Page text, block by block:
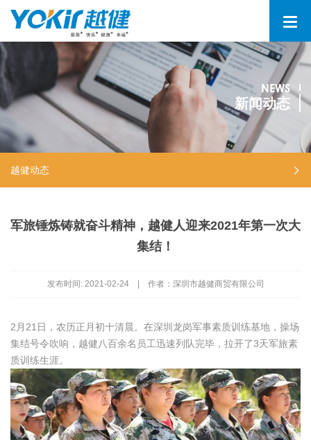
NEWS
新闻动态
越健动态
军旅锤炼铸就奋斗精神，越健人迎来2021年第一次大
集结！
发布时间: 2021-02-24| 作者：深圳市越健商贸有限公司
2月21日，农历正月初十清晨。在深圳龙岗军事素质训练基地，操场
集结号令吹响，越健八百余名员工迅速列队完毕，拉开了3天军旅素
质训练生涯。